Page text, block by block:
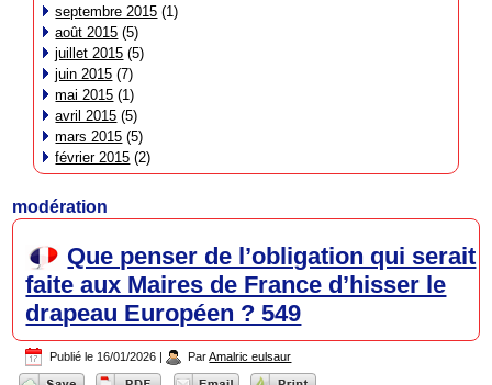
septembre 2015 (1)
août 2015 (5)
juillet 2015 (5)
juin 2015 (7)
mai 2015 (1)
avril 2015 (5)
mars 2015 (5)
février 2015 (2)
modération
Que penser de l’obligation qui serait
faite aux Maires de France d’hisser le
drapeau Européen ? 549
Publié le 16/01/2026 | Par Amalric eulsaur